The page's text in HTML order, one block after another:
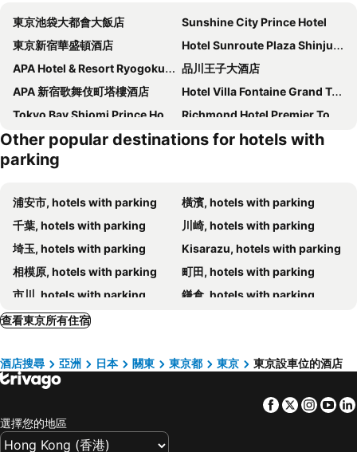
東京池袋大都會大飯店
Sunshine City Prince Hotel
東京新宿華盛頓酒店
Hotel Sunroute Plaza Shinjuku
APA Hotel & Resort Ryogoku Ekimae Tower
品川王子大酒店
APA 新宿歌舞伎町塔樓酒店
Hotel Villa Fontaine Grand Tokyo-ariake
Tokyo Bay Shiomi Prince Hotel
Richmond Hotel Premier Tokyo Schole
東京京王廣場酒店
東京黎凡特東武酒店
Dormy Inn Ikebukuro
東京圓頂酒店
格蘭德城市酒店
APA Hotel Ueno Ekimae
Sakura Hotel Nippori
新宿王子大酒店
大森頂級住宿飯店 (原名大森藝術飯店)
TKP 日暮里站前 APA 酒店
APA Hotel Sugamo Ekimae
APA Hotel Yamanote Otsuka Ekimae Tower
APA Hotel Asakusa Tawaramachi Ekimae
HOTEL MYSTAYS 龜戶
東京樂天都市錦酒店
HOTEL MYSTAYS 上野 EAST
新宿西鐵酒店
HOTEL MYSTAYS Higashi Ikebukuro
Richmond Hotel Premier Asakusa International
hotel MONday Premium 上野御徒町
Other popular destinations for hotels with
parking
浦安市, hotels with parking
橫濱, hotels with parking
千葉, hotels with parking
川崎, hotels with parking
埼玉, hotels with parking
Kisarazu, hotels with parking
相模原, hotels with parking
町田, hotels with parking
市川, hotels with parking
鎌倉, hotels with parking
立川, hotels with parking
藤澤, hotels with parking
Yokosuka, hotels with parking
八王子, hotels with parking
Narashino, hotels with parking
君津, hotels with parking
查看東京所有住宿
酒店搜尋 亞洲 日本 關東 東京都 東京 東京設車位的酒店
Facebook
Twitter
選擇您的地區